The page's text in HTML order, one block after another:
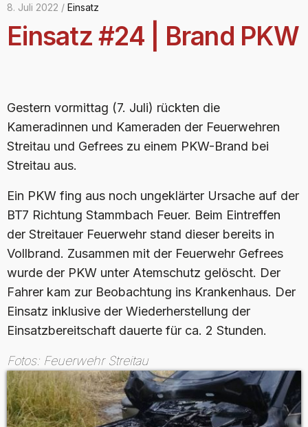
8. Juli 2022 / Einsatz
Einsatz #24 | Brand PKW
Gestern vormittag (7. Juli) rückten die
Kameradinnen und Kameraden der Feuerwehren
Streitau und Gefrees zu einem PKW-Brand bei
Streitau aus.
Ein PKW fing aus noch ungeklärter Ursache auf der
BT7 Richtung Stammbach Feuer. Beim Eintreffen
der Streitauer Feuerwehr stand dieser bereits in
Vollbrand. Zusammen mit der Feuerwehr Gefrees
wurde der PKW unter Atemschutz gelöscht. Der
Fahrer kam zur Beobachtung ins Krankenhaus. Der
Einsatz inklusive der Wiederherstellung der
Einsatzbereitschaft dauerte für ca. 2 Stunden.
Fotos: Feuerwehr Streitau